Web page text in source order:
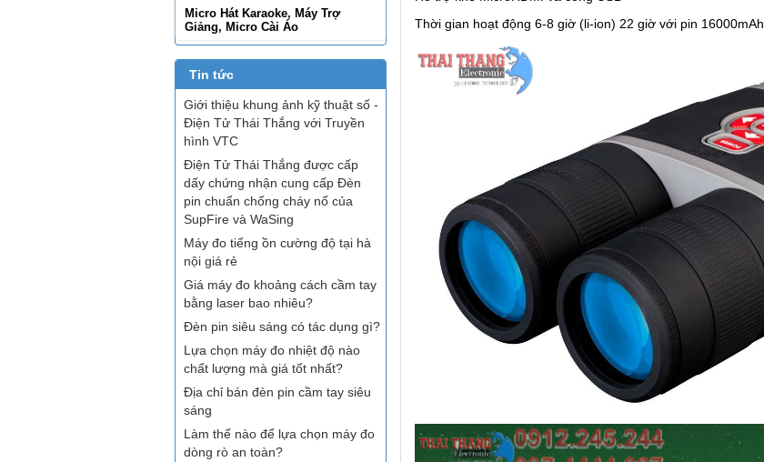
Micro Hát Karaoke, Máy Trợ
Giảng, Micro Cài Áo
Tin tức
Giới thiệu khung ảnh kỹ thuật số -
Điện Tử Thái Thắng với Truyền
hình VTC
Điện Tử Thái Thắng được cấp
dấy chứng nhận cung cấp Đèn
pin chuẩn chống cháy nổ của
SupFire và WaSing
Máy đo tiếng ồn cường độ tại hà
nội giá rẻ
Giá máy đo khoảng cách cầm tay
bằng laser bao nhiêu?
Đèn pin siêu sáng có tác dụng gì?
Lựa chọn máy đo nhiệt độ nào
chất lượng mà giá tốt nhất?
Địa chỉ bán đèn pin cầm tay siêu
sáng
Làm thế nào để lựa chọn máy đo
dòng rò an toàn?
Thời gian hoạt động 6-8 giờ (li-ion) 22 giờ với pin 16000mAh